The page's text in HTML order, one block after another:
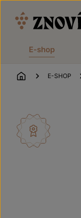
E-shop
ÚVOD
E-SHOP